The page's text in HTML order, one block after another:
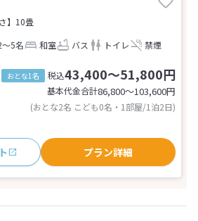
さ】10畳
～5名
和室 バス トイレ 禁煙
おとな1名 税込43,400～51,800円
基本代金合計86,800〜103,600円
(おとな2名 こども0名・1部屋/1泊2日)
プラン詳細